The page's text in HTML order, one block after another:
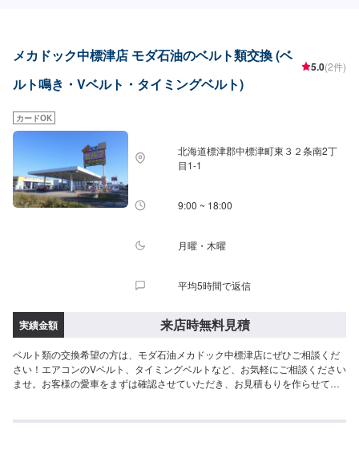
メカドック中標津店 モダ石油のベルト類交換 (ベ
ルト鳴き・Vベルト・タイミングベルト)
5.0(2件)
カードOK
北海道標津郡中標津町東３２条南2丁
目1-1
9:00 ~ 18:00
月曜・木曜
平均5時間で返信
実績金額 来店時無料見積
ベルト類の交換希望の方は、モダ石油メカドック中標津店にぜひご相談くだ
さい！エアコンのVベルト、タイミングベルトなど、お気軽にご相談ください
ませ。お客様の愛車をまずは確認させていただき、お見積もりを作らせてい